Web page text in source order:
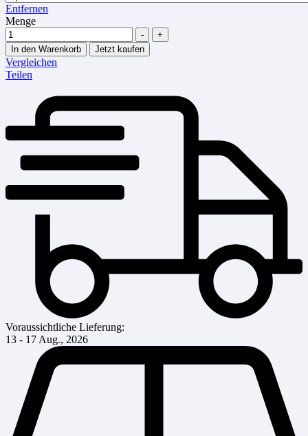
Entfernen
Menge
-
+
In den Warenkorb
Jetzt kaufen
Vergleichen
Teilen
Voraussichtliche Lieferung:
13 - 17 Aug., 2026